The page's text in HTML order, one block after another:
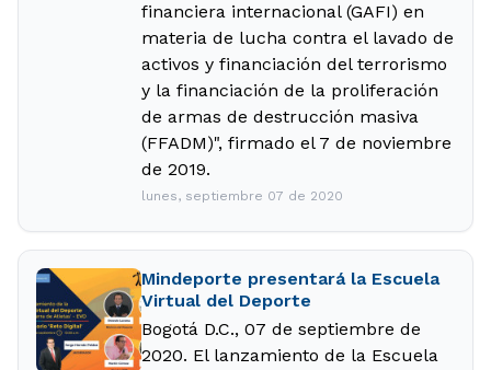
financiera internacional (GAFI) en
materia de lucha contra el lavado de
activos y financiación del terrorismo
y la financiación de la proliferación
de armas de destrucción masiva
(FFADM)", firmado el 7 de noviembre
de 2019.
lunes, septiembre 07 de 2020
Mindeporte presentará la Escuela
Virtual del Deporte
Bogotá D.C., 07 de septiembre de
2020. El lanzamiento de la Escuela